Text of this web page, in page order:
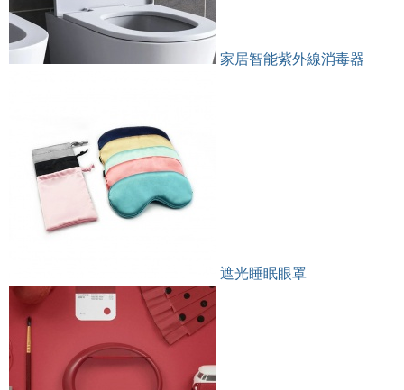
家居智能紫外線消毒器
遮光睡眠眼罩